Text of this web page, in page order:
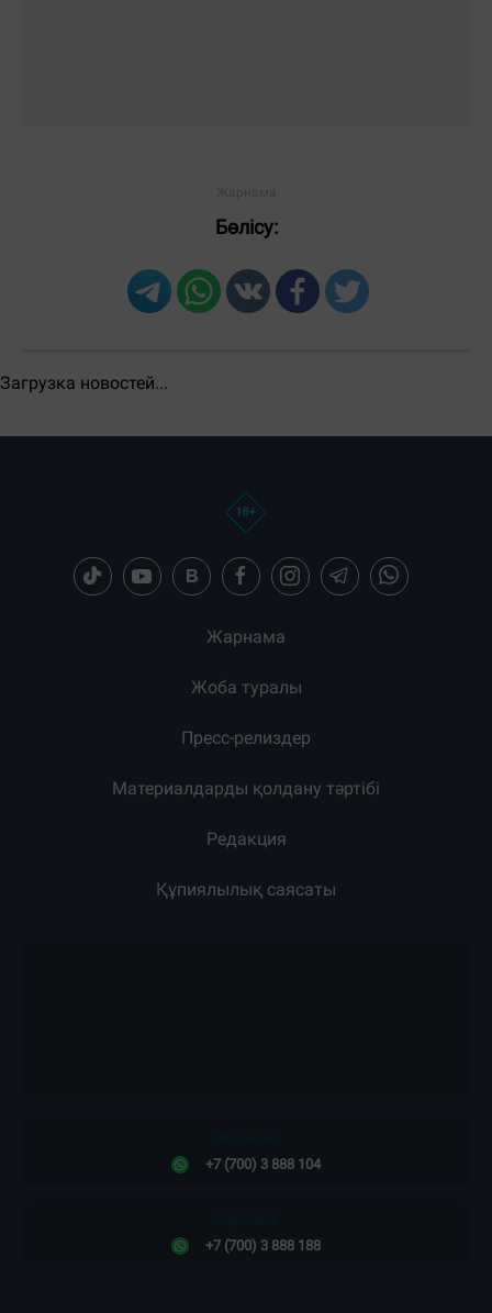
Бөлісу:
Құпиялылық саясаты